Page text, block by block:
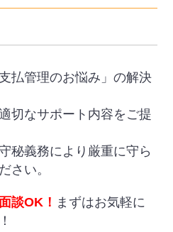
払管理のお悩み」の解決
切なサポート内容をご提
秘義務により厳重に守ら
さい。
談OK！ まずはお気軽に